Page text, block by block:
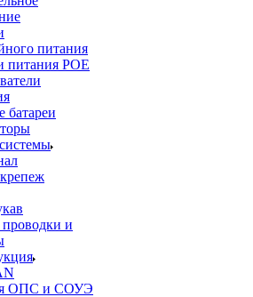
питания
питания POE
батареи
и
ОПС и СОУЭ